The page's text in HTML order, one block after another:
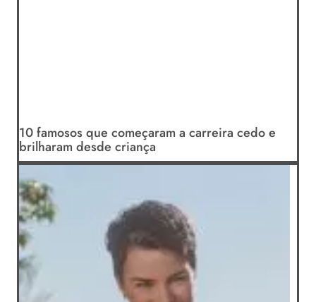
10 famosos que começaram a carreira cedo e
brilharam desde criança